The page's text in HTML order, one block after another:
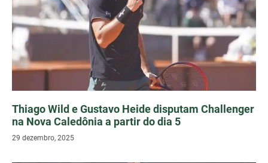
Thiago Wild e Gustavo Heide disputam Challenger
na Nova Caledônia a partir do dia 5
29 dezembro, 2025